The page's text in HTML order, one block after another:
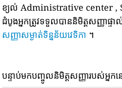
ខ្យល់ Administrative center ,
ដំបូងអ្នកត្រូវទទួលបាននិមិត្តសញ្ញាផ្ទា
សញ្ញាសម្ងាត់ទិន្នន័យវេទិកា ។
បន្ទាប់មកបញ្ចូលនិមិត្តសញ្ញារបស់អ្នក